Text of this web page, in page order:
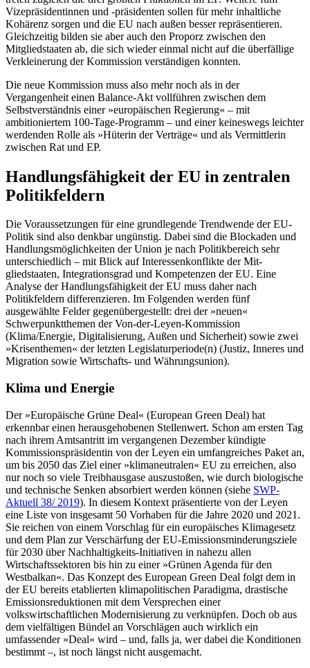
Vizepräsidentinnen und ‑präsidenten sollen für mehr inhaltliche
Kohärenz sorgen und die EU nach außen besser repräsentieren.
Gleichzeitig bilden sie aber auch den Proporz zwischen den
Mitgliedstaaten ab, die sich wieder ein­mal nicht auf die überfällige
Verkleinerung der Kommission verständigen konnten.
Die neue Kommission muss also mehrnoch als in der
Vergangenheit einen Balance-Akt vollführen zwischen dem
Selbstverständ­nis einer »europäischen Regierung« – mit
ambitioniertem 100-Tage-Programm – und einer keineswegs leichter
werdenden Rolle als »Hüterin der Verträge« und als Vermitt­lerin
zwischen Rat und EP.
Handlungsfähigkeit der EU in zentralen
Politikfeldern
Die Voraussetzungen für eine grundlegende Trendwende der EU-
Politik sind also denk­bar ungünstig. Dabei sind die Blockaden und
Handlungsmöglichkeiten der Union je nach Politikbereich sehr
unterschiedlich – mit Blick auf Interessenkonflikte der Mit­
gliedstaaten, Integrationsgrad und Kom­petenzen der EU. Eine
Analyse der Hand­lungsfähigkeit der EU muss daher nach
Politikfeldern differenzieren. Im Folgenden werden fünf
ausgewählte Felder gegenüber­gestellt: drei der »neuen«
Schwerpunkt­themen der Von-der-Leyen-Kommission
(Klima/Energie, Digitalisierung, Außen und Sicherheit) sowie zwei
»Krisenthemen« der letzten Legislaturperiode(n) (Justiz, Inneres und
Migration sowie Wirtschafts- und Wäh­rungsunion).
Klima und Energie
Der »Europäische Grüne Deal« (European Green Deal) hat
erkennbar einen heraus­gehobenen Stellenwert. Schon am ersten Tag
nach ihrem Amtsantritt im vergangenen Dezember kündigte
Kommissionspräsiden­tin von der Leyen ein umfangreiches Paket an,
um bis 2050 das Ziel einer »klimaneutra­len« EU zu erreichen, also
nur noch so viele Treibhausgase auszustoßen, wie durch bio­logische
und technische Senken absorbiert werden können (siehe SWP-
Aktuell 38/ 2019). In diesem Kontext präsentierte von der Leyen
eine Liste von insgesamt 50 Vor­haben für die Jahre 2020 und 2021.
Sie reichen von einem Vorschlag für ein euro­päisches Klimagesetz
und dem Plan zur Verschärfung der EU-Emissionsminderungs­ziele
für 2030 über Nachhaltigkeits-Initia­tiven in nahezu allen
Wirtschaftssektoren bis hin zu einer »Grünen Agenda für den
Westbalkan«. Das Konzept des European Green Deal folgt dem in
der EU bereits eta­blierten klimapolitischen Paradigma, dras­tische
Emissionsreduktionen mit dem Ver­sprechen einer
volkswirtschaftlichen Moder­nisierung zu verknüpfen. Doch ob aus
dem vielfältigen Bündel an Vorschlägen auch wirklich ein
umfassender »Deal« wird – und, falls ja, wer dabei die Konditionen
bestimmt –, ist noch längst nicht ausgemacht.